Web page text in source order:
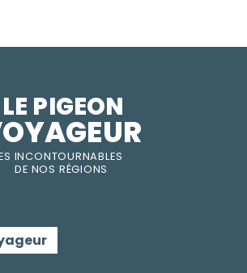
INCONTOURNABLES
DE NOS RÉGIONS
LE PIGEON